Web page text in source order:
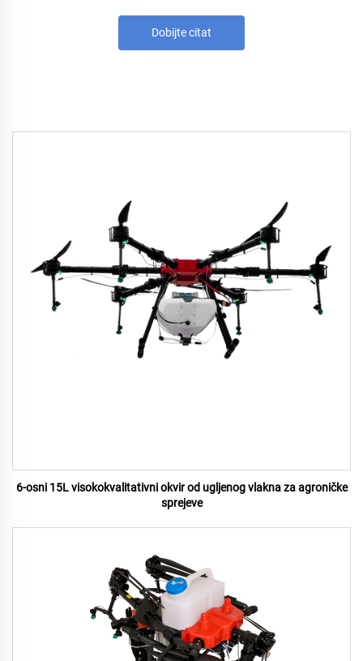
Dobijte citat
6-osni 15L visokokvalitativni okvir od ugljenog vlakna za agroničke
sprejeve